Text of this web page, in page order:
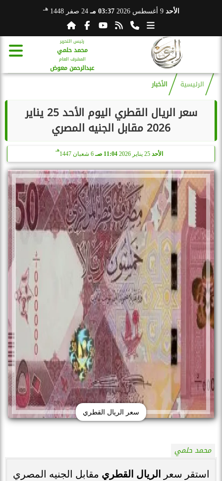
الأحد 9 أغسطس 2026 03:37 مـ 24 صفر 1448 هـ
رئيس التحرير
محمد حلمي
المشرف العام
عبدالرحمن معوض
الرئيسية الأخبار
سعر الريال القطري اليوم الأحد 25 يناير
2026 مقابل الجنيه المصري
الأحد 25 يناير 2026 11:04 صـ 6 شعبان 1447
هـ
سعر الريال القطري
محمد حلمي
استقر سعر الريال القطري مقابل الجنيه المصري